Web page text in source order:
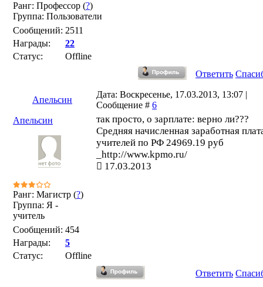
Ранг: Профессор (?)
Группа: Пользователи
Сообщений: 2511
Награды:
22
Статус:
Offline
Ответить
Апельсин
Дата: Воскресенье, 17.03.2013, 13:07 |
Сообщение # 6
Апельсин
Ранг: Магистр (?)
Группа: Я -
учитель
Сообщений: 454
Награды:
5
Статус:
Offline
так просто, о зарплате: верно ли???
Средняя начисленная заработная
учителей по РФ 24969.19 руб
_http://www.kpmo.ru/
17.03.2013
Ответить